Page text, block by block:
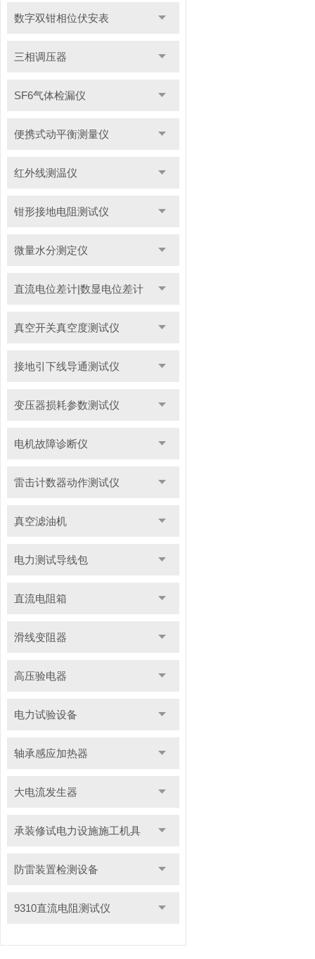
数字双钳相位伏安表
三相调压器
SF6气体检漏仪
便携式动平衡测量仪
红外线测温仪
钳形接地电阻测试仪
微量水分测定仪
直流电位差计|数显电位差计
真空开关真空度测试仪
接地引下线导通测试仪
变压器损耗参数测试仪
电机故障诊断仪
雷击计数器动作测试仪
真空滤油机
电力测试导线包
直流电阻箱
滑线变阻器
高压验电器
电力试验设备
轴承感应加热器
大电流发生器
承装修试电力设施施工机具
防雷装置检测设备
9310直流电阻测试仪